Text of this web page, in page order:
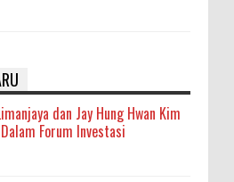
dan Jay Hung Hwan Kim
Forum Investasi